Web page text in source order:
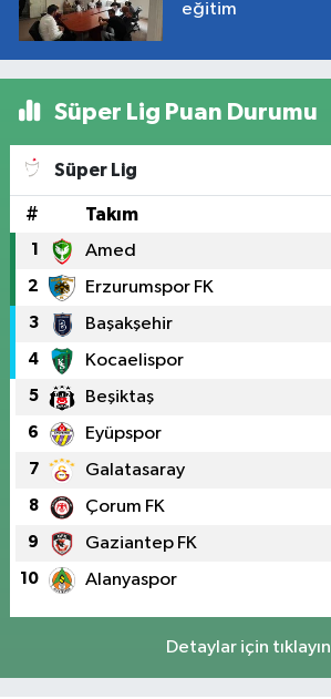
eğitim
Süper Lig Puan Durumu
Süper Lig
# Takım
1 Amed
2 Erzurumspor FK
3 Başakşehir
4 Kocaelispor
5 Beşiktaş
6 Eyüpspor
7 Galatasaray
8 Çorum FK
9 Gaziantep FK
10 Alanyaspor
Detaylar için tıklayın